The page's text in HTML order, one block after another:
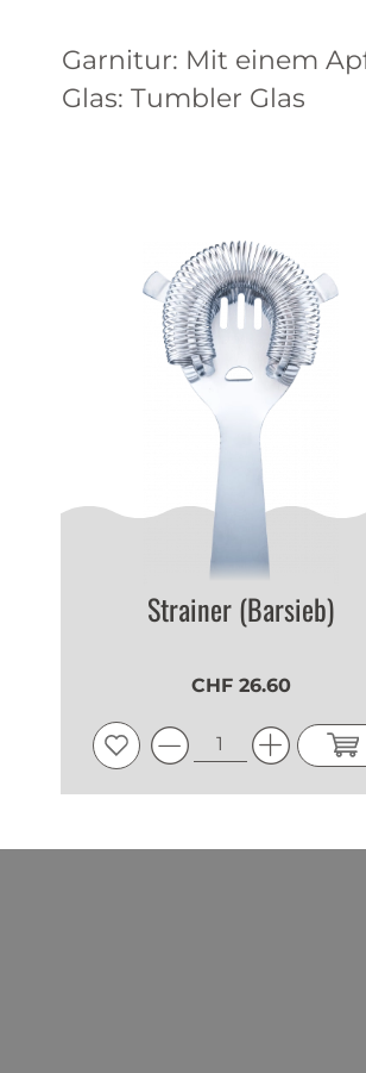
Garnitur: Mit einem
Glas: Tumbler Glas
Strainer (Barsieb)
CHF 26.60